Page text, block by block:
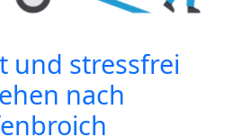
und stressfrei
nach